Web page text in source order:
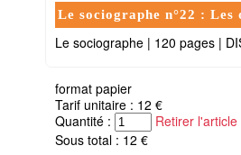
Le sociographe n°22 : Les
Le sociographe | 120 pages |
format papier
Tarif unitaire : 12 €
Quantité :
Retirer l'article
Sous total : 12 €